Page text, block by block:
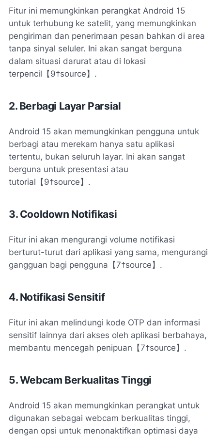
Fitur ini memungkinkan perangkat Android 15
untuk terhubung ke satelit, yang memungkinkan
pengiriman dan penerimaan pesan bahkan di area
tanpa sinyal seluler. Ini akan sangat berguna
dalam situasi darurat atau di lokasi
terpencil【9†source】.
2. Berbagi Layar Parsial
Android 15 akan memungkinkan pengguna untuk
berbagi atau merekam hanya satu aplikasi
tertentu, bukan seluruh layar. Ini akan sangat
berguna untuk presentasi atau
tutorial【9†source】.
3. Cooldown Notifikasi
Fitur ini akan mengurangi volume notifikasi
berturut-turut dari aplikasi yang sama, mengurangi
gangguan bagi pengguna【7†source】.
4. Notifikasi Sensitif
Fitur ini akan melindungi kode OTP dan informasi
sensitif lainnya dari akses oleh aplikasi berbahaya,
membantu mencegah penipuan【7†source】.
5. Webcam Berkualitas Tinggi
Android 15 akan memungkinkan perangkat untuk
digunakan sebagai webcam berkualitas tinggi,
dengan opsi untuk menonaktifkan optimasi daya